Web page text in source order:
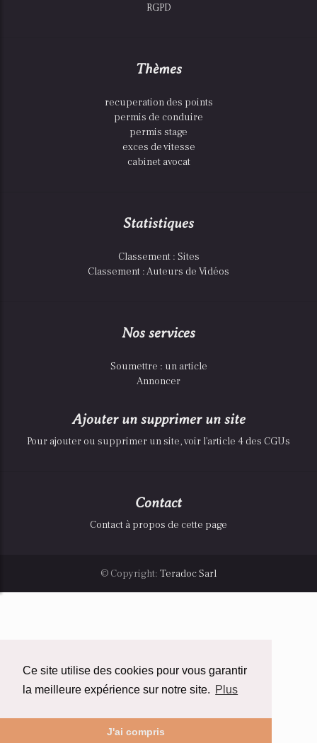
Ce site utilise des cookies pour vous garantir
la meilleure expérience sur notre site. Plus
J'ai compris
RGPD
Thèmes
recuperation des points
permis de conduire
permis stage
exces de vitesse
cabinet avocat
Statistiques
Classement : Sites
Classement : Auteurs de Vidéos
Nos services
Soumettre : un article
Annoncer
Ajouter un supprimer un site
Pour ajouter ou supprimer un site, voir l'article 4 des CGUs
Contact
Contact à propos de cette page
© Copyright: Teradoc Sarl